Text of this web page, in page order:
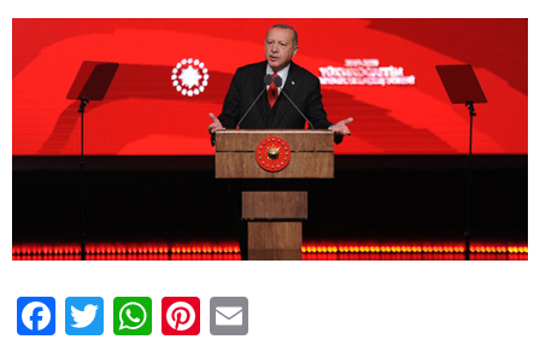
çıkmışlar’
Facebook
TwitterWhatsApp
Pinterest